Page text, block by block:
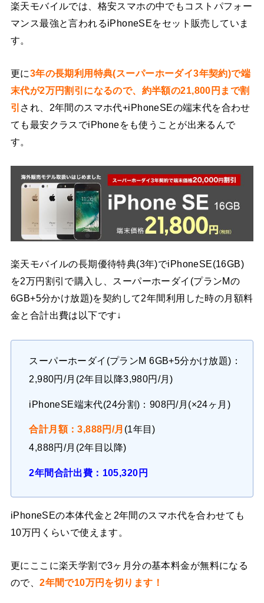
楽天モバイルでは、格安スマホの中でもコストパフォー
マンス最強と言われるiPhoneSEをセット販売していま
す。
更に3年の長期利用特典(スーパーホーダイ3年契約)で端
末代が2万円割引になるので、約半額の21,800円まで割
引 され、2年間のスマホ代+iPhoneSEの端末代を合わせ
ても最安クラスでiPhoneをも使うことが出来るんで
す。
楽天モバイルの長期優待特典(3年)でiPhoneSE(16GB)
を2万円割引で購入し、スーパーホーダイ(プランMの
6GB+5分かけ放題)を契約して2年間利用した時の月額料
金と合計出費は以下です↓
スーパーホーダイ(プランM 6GB+5分かけ放題)：
2,980円/月(2年目以降3,980円/月)
iPhoneSE端末代(24分割)：908円/月(×24ヶ月)
合計月額：3,888円/月 (1年目)
4,888円/月(2年目以降)
2年間合計出費：105,320円
iPhoneSEの本体代金と2年間のスマホ代を合わせても
10万円くらいで使えます。
更にここに楽天学割で3ヶ月分の基本料金が無料になる
ので、2年間で10万円を切ります！